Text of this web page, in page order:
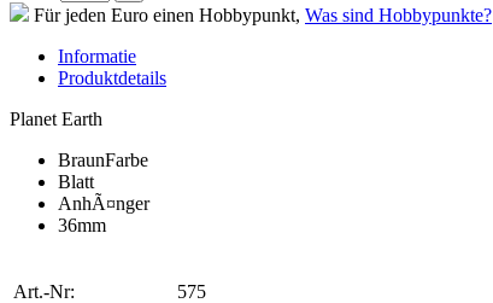
Für jeden Euro einen Hobbypunkt, Was sind Hobbypunkte?
Informatie
Produktdetails
Planet Earth
BraunFarbe
Blatt
AnhÃ¤nger
36mm
Art.-Nr:
575